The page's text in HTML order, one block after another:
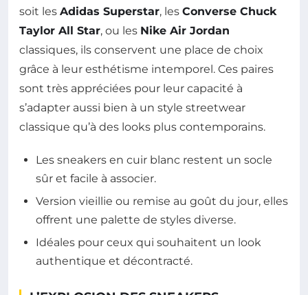
soit les Adidas Superstar, les Converse Chuck
Taylor All Star, ou les Nike Air Jordan
classiques, ils conservent une place de choix
grâce à leur esthétisme intemporel. Ces paires
sont très appréciées pour leur capacité à
s’adapter aussi bien à un style streetwear
classique qu’à des looks plus contemporains.
Les sneakers en cuir blanc restent un socle
sûr et facile à associer.
Version vieillie ou remise au goût du jour, elles
offrent une palette de styles diverse.
Idéales pour ceux qui souhaitent un look
authentique et décontracté.